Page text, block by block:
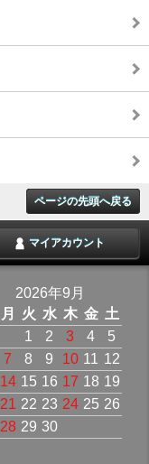
ページの先頭へ戻る
マイアカウント
2026年9月
月 火 水 木 金 土
1
2 3 4
5
7 8 9 10 11 12
14 15 16 17 18 19
21 22 23 24 25 26
28 29 30